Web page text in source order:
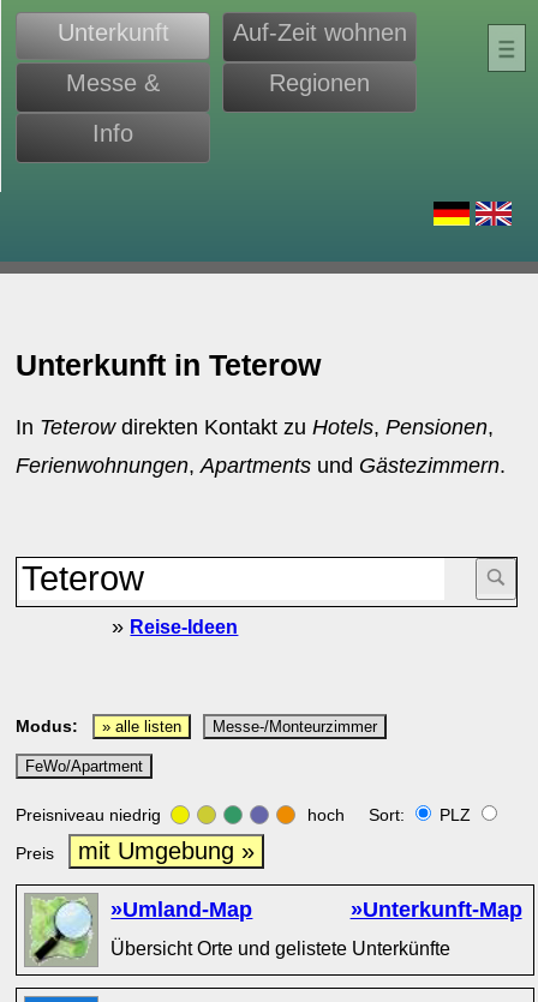
Unterkunft
Auf-Zeit wohnen
Messe &
Monteure
Regionen
Info
Unterkunft in Teterow
In Teterowdirekten Kontakt zuHotels,Pensionen,
Ferienwohnungen,Apartments und Gästezimmern.
» Reise-Ideen
Modus: » alle listen Messe-/Monteurzimmer
FeWo/Apartment
Preisniveau niedrig hoch Sort:
PLZ
Preis
mit Umgebung »
»Umland-Map »Unterkunft-Map
Übersicht Orte und gelistete Unterkünfte